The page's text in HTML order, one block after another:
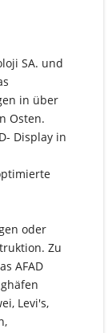
SA. und
in über
Osten.
Display in
oder
Zu
AFAD
Levi's,